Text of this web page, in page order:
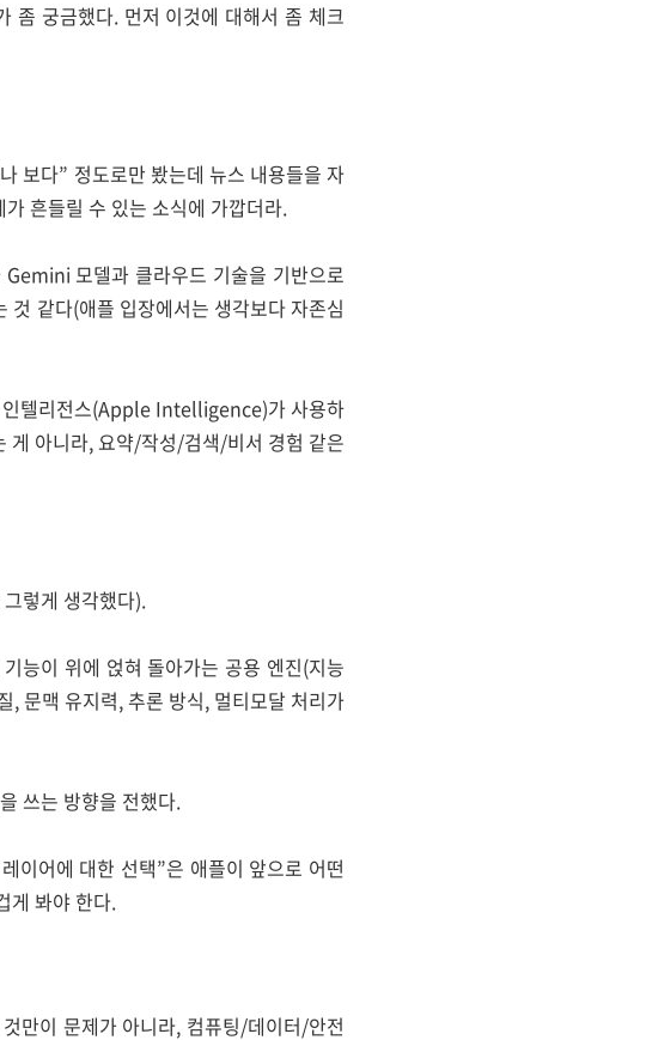
좀 궁금했다. 먼저 이것에 대해서 좀 체크
보다” 정도로만 봤는데 뉴스 내용들을 자
흔들릴 수 있는 소식에 가깝더라.
모델과 클라우드 기술을 기반으로
같다(애플 입장에서는 생각보다 자존심
인텔리전스(Apple Intelligence)가 사용하
게 아니라, 요약/작성/검색/비서 경험 같은
렇게 생각했다).
능이 위에 얹혀 돌아가는 공용 엔진(지능
, 문맥 유지력, 추론 방식, 멀티모달 처리가
쓰는 방향을 전했다.
이어에 대한 선택”은 애플이 앞으로 어떤
게 봐야 한다.
만이 문제가 아니라, 컴퓨팅/데이터/안전